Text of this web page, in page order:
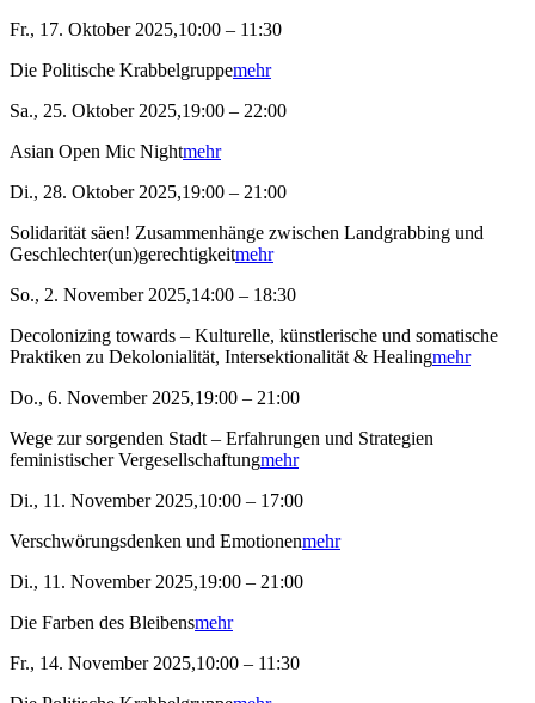
Fr., 17. Oktober 2025,10:00 – 11:30
Die Politische Krabbelgruppemehr
Sa., 25. Oktober 2025,19:00 – 22:00
Asian Open Mic Nightmehr
Di., 28. Oktober 2025,19:00 – 21:00
Solidarität säen! Zusammenhänge zwischen Landgrabbing und
Geschlechter(un)gerechtigkeitmehr
So., 2. November 2025,14:00 – 18:30
Decolonizing towards – Kulturelle, künstlerische und somatische
Praktiken zu Dekolonialität, Intersektionalität & Healingmehr
Do., 6. November 2025,19:00 – 21:00
Wege zur sorgenden Stadt – Erfahrungen und Strategien
feministischer Vergesellschaftungmehr
Di., 11. November 2025,10:00 – 17:00
Verschwörungsdenken und Emotionenmehr
Di., 11. November 2025,19:00 – 21:00
Die Farben des Bleibensmehr
Fr., 14. November 2025,10:00 – 11:30